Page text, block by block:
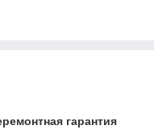
гарантия